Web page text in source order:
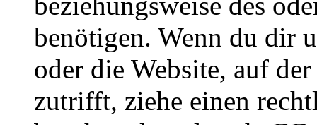
benötigen. Wenn du dir
oder die Website, auf
zutrifft, ziehe einen